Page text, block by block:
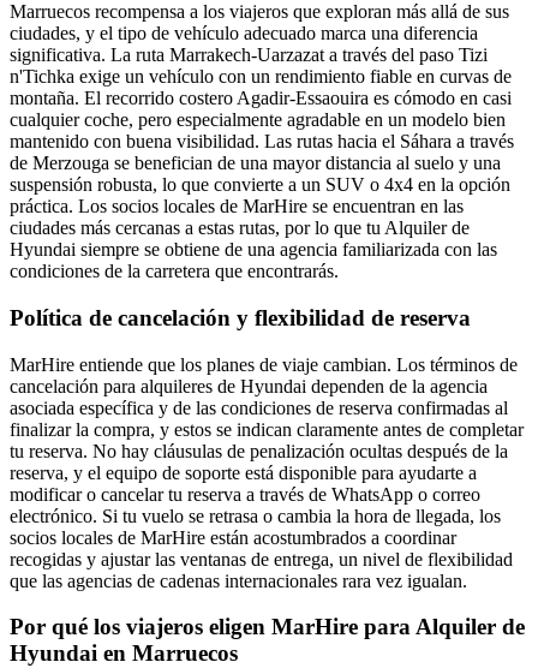
Marruecos recompensa a los viajeros que exploran más allá de sus
ciudades, y el tipo de vehículo adecuado marca una diferencia
significativa. La ruta Marrakech-Uarzazat a través del paso Tizi
n'Tichka exige un vehículo con un rendimiento fiable en curvas de
montaña. El recorrido costero Agadir-Essaouira es cómodo en casi
cualquier coche, pero especialmente agradable en un modelo bien
mantenido con buena visibilidad. Las rutas hacia el Sáhara a través
de Merzouga se benefician de una mayor distancia al suelo y una
suspensión robusta, lo que convierte a un SUV o 4x4 en la opción
práctica. Los socios locales de MarHire se encuentran en las
ciudades más cercanas a estas rutas, por lo que tu Alquiler de
Hyundai siempre se obtiene de una agencia familiarizada con las
condiciones de la carretera que encontrarás.
Política de cancelación y flexibilidad de reserva
MarHire entiende que los planes de viaje cambian. Los términos de
cancelación para alquileres de Hyundai dependen de la agencia
asociada específica y de las condiciones de reserva confirmadas al
finalizar la compra, y estos se indican claramente antes de completar
tu reserva. No hay cláusulas de penalización ocultas después de la
reserva, y el equipo de soporte está disponible para ayudarte a
modificar o cancelar tu reserva a través de WhatsApp o correo
electrónico. Si tu vuelo se retrasa o cambia la hora de llegada, los
socios locales de MarHire están acostumbrados a coordinar
recogidas y ajustar las ventanas de entrega, un nivel de flexibilidad
que las agencias de cadenas internacionales rara vez igualan.
Por qué los viajeros eligen MarHire para Alquiler de
Hyundai en Marruecos